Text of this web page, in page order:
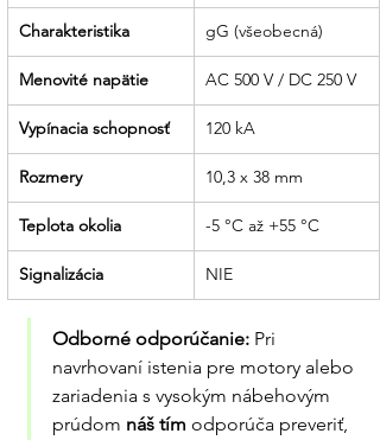
Charakteristika gG (všeobecná)
Menovité napätie AC 500 V / DC 250 V
Vypínacia schopnosť 120 kA
Rozmery 10,3 x 38 mm
Teplota okolia -5 °C až +55 °C
Signalizácia NIE
Odborné odporúčanie: Pri
navrhovaní istenia pre motory alebo
zariadenia s vysokým nábehovým
prúdom náš tím odporúča preveriť,